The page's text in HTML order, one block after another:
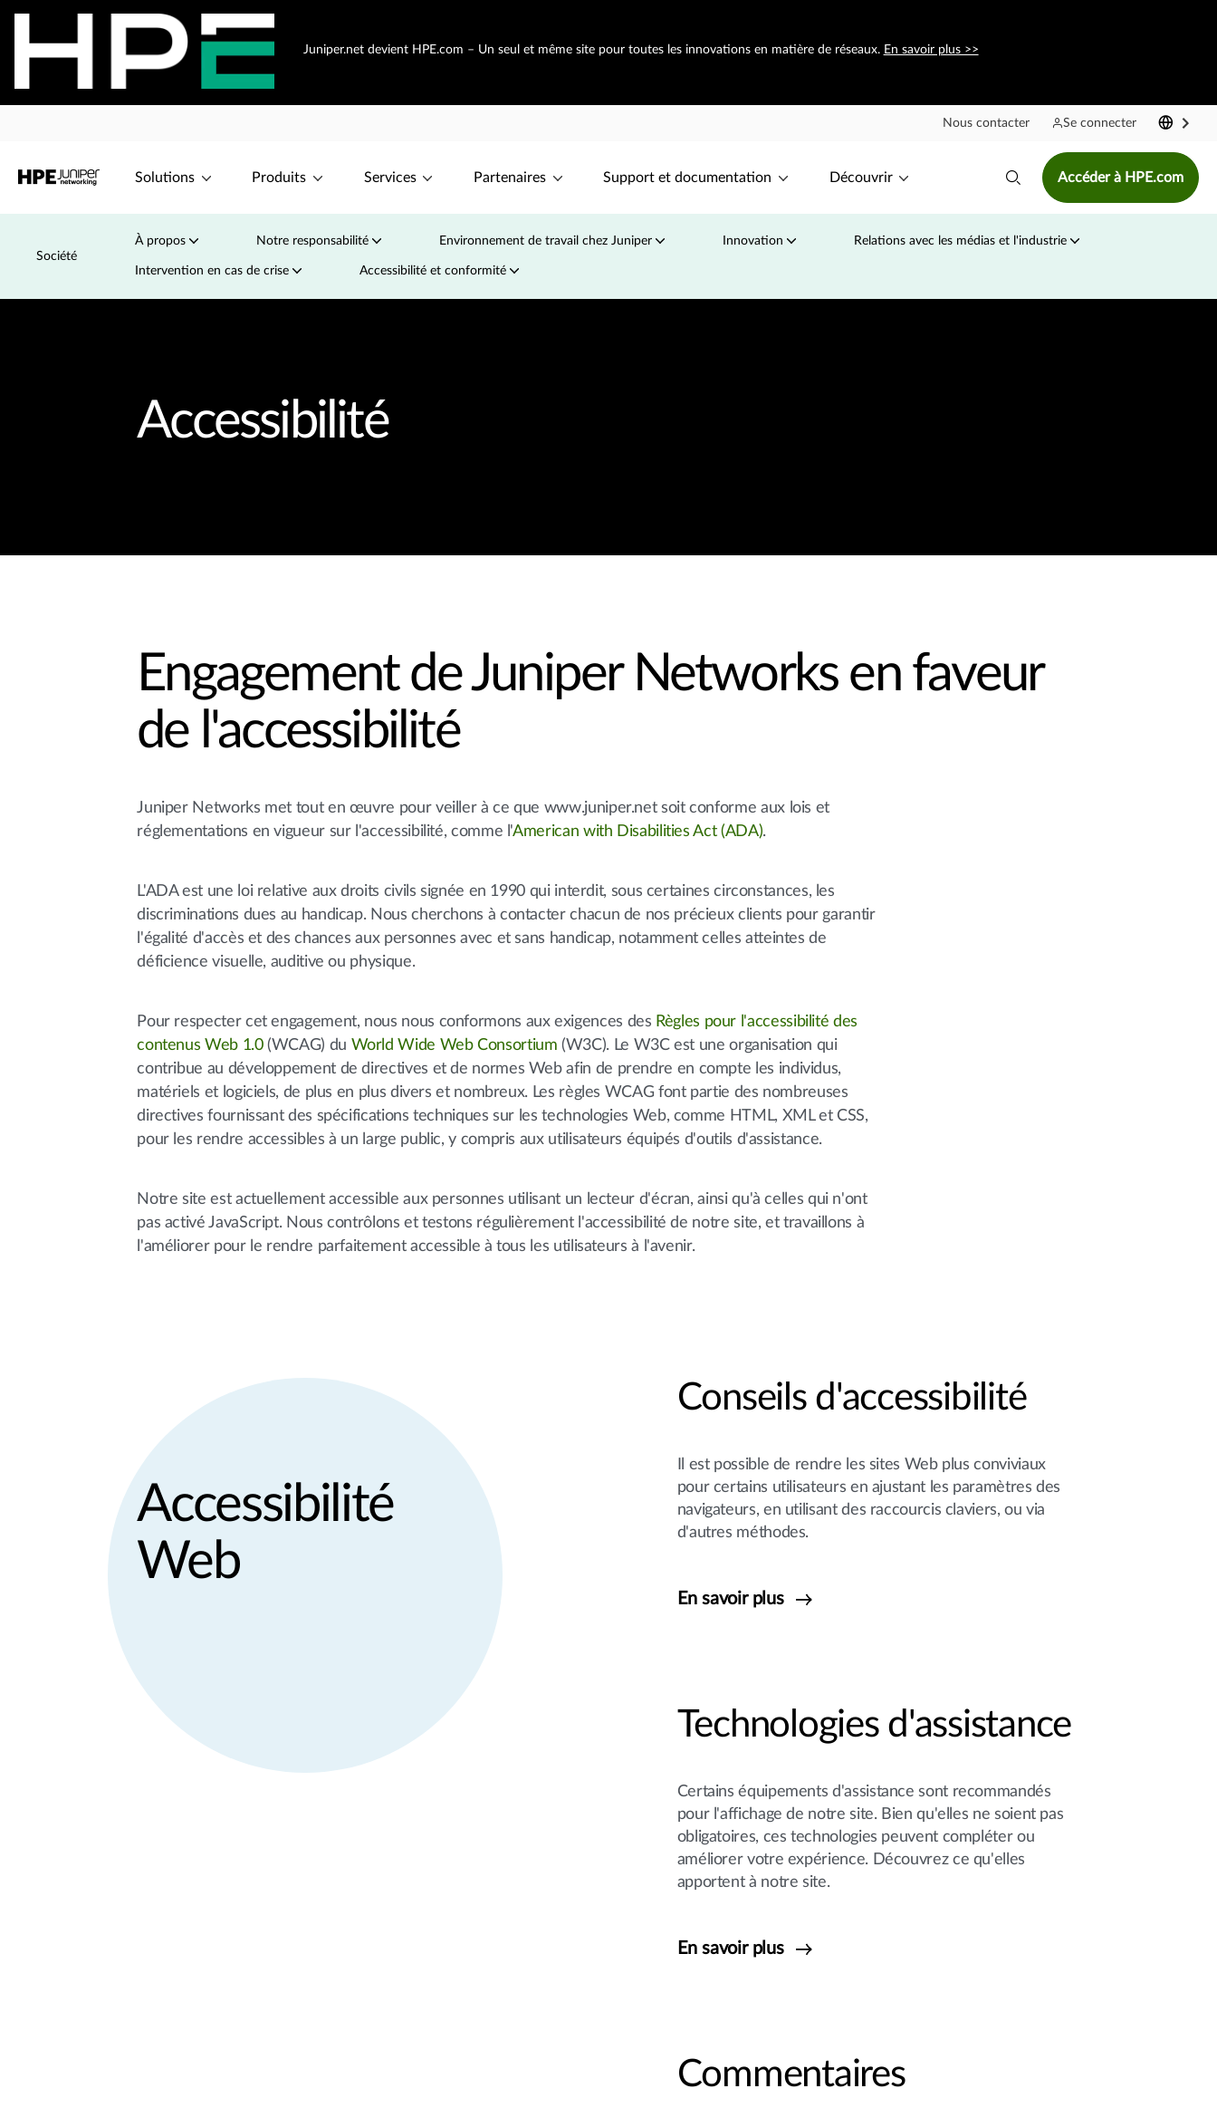
Juniper.net devient HPE.com – Un seul et même site pour toutes les innovations en matière de réseaux. En savoir plus >>
Nous contacter Se connecter
Solutions Produits Services Partenaires Support et documentation Découvrir Accéder à HPE.com
Société
À propos Notre responsabilité Environnement de travail chez Juniper Innovation Relations avec les médias et l'industrie
Intervention en cas de crise Accessibilité et conformité
Accessibilité
Engagement de Juniper Networks en faveur
de l'accessibilité
Juniper Networks met tout en œuvre pour veiller à ce que www.juniper.net soit conforme aux lois et
réglementations en vigueur sur l'accessibilité, comme l'American with Disabilities Act (ADA).
L'ADA est une loi relative aux droits civils signée en 1990 qui interdit, sous certaines circonstances, les
discriminations dues au handicap. Nous cherchons à contacter chacun de nos précieux clients pour garantir
l'égalité d'accès et des chances aux personnes avec et sans handicap, notamment celles atteintes de
déficience visuelle, auditive ou physique.
Pour respecter cet engagement, nous nous conformons aux exigences des Règles pour l'accessibilité des
contenus Web 1.0(WCAG) du World Wide Web Consortium (W3C). Le W3C est une organisation qui
contribue au développement de directives et de normes Web afin de prendre en compte les individus,
matériels et logiciels, de plus en plus divers et nombreux. Les règles WCAG font partie des nombreuses
directives fournissant des spécifications techniques sur les technologies Web, comme HTML, XML et CSS,
pour les rendre accessibles à un large public, y compris aux utilisateurs équipés d'outils d'assistance.
Notre site est actuellement accessible aux personnes utilisant un lecteur d'écran, ainsi qu'à celles qui n'ont
pas activé JavaScript. Nous contrôlons et testons régulièrement l'accessibilité de notre site, et travaillons à
l'améliorer pour le rendre parfaitement accessible à tous les utilisateurs à l'avenir.
Accessibilité
Web
Conseils d'accessibilité
Il est possible de rendre les sites Web plus conviviaux
pour certains utilisateurs en ajustant les paramètres des
navigateurs, en utilisant des raccourcis claviers, ou via
d'autres méthodes.
En savoir plus
Technologies d'assistance
Certains équipements d'assistance sont recommandés
pour l'affichage de notre site. Bien qu'elles ne soient pas
obligatoires, ces technologies peuvent compléter ou
améliorer votre expérience. Découvrez ce qu'elles
apportent à notre site.
En savoir plus
Commentaires